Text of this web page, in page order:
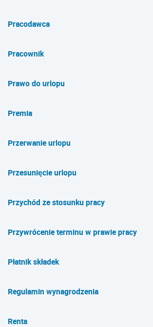
Pracodawca
Pracownik
Prawo do urlopu
Premia
Przerwanie urlopu
Przesunięcie urlopu
Przychód ze stosunku pracy
Przywrócenie terminu w prawie pracy
Płatnik składek
Regulamin wynagrodzenia
Renta